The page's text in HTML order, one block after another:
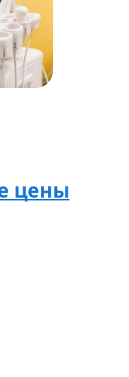
цены